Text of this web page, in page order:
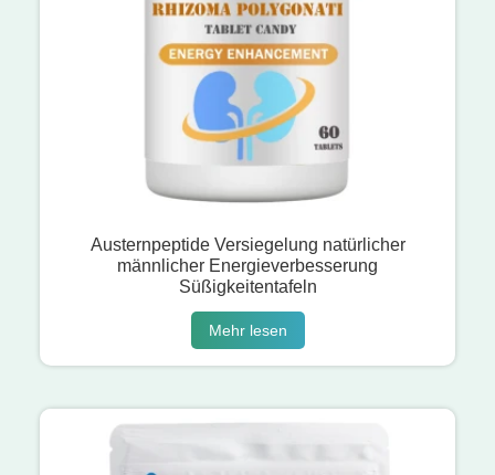
Austernpeptide Versiegelung natürlicher
männlicher Energieverbesserung
Süßigkeitentafeln
Mehr lesen